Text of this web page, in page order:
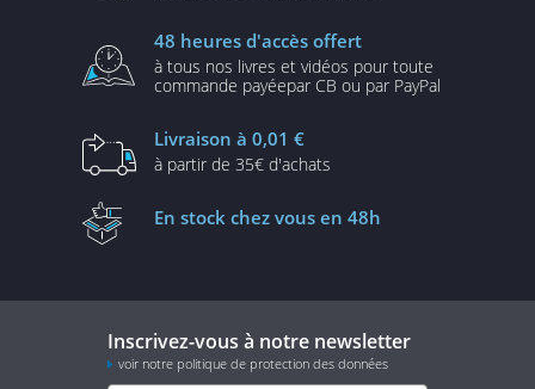
48 heures d'accès offert
à tous nos livres et vidéos pour toute
commande payéepar CB ou par PayPal
Livraison à 0,01 €
à partir de 35€ d'achats
En stock chez vous en 48h
Inscrivez-vous à notre newsletter
voir notre politique de protection des données